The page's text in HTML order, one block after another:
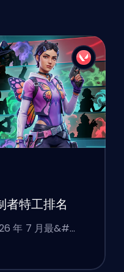
者特工排名
年 7 月最&#…